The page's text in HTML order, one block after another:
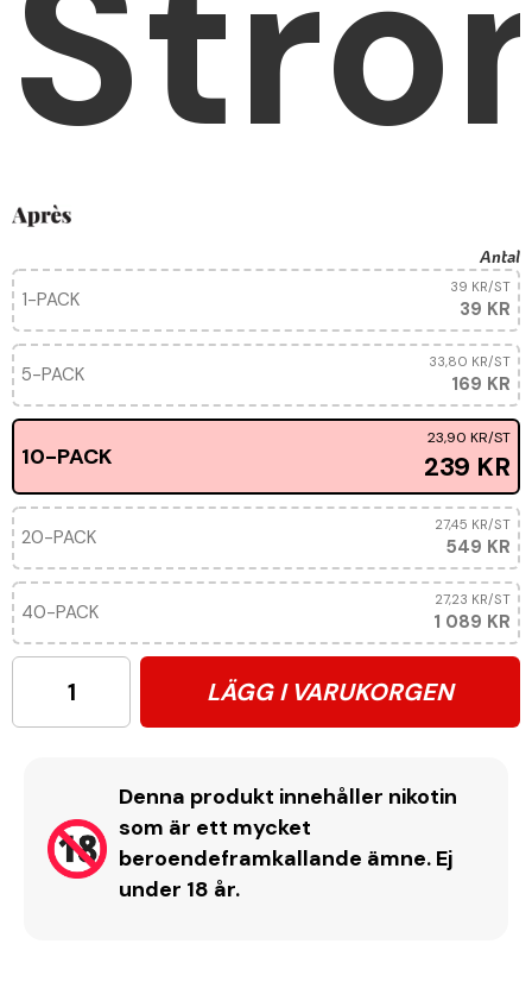
Antal
1-PACK 39 KR
39 KR/ST
5-PACK 169 KR
33,80 KR/ST
10-PACK 239 KR
23,90 KR/ST
20-PACK 549 KR
27,45 KR/ST
40-PACK 1 089 KR
27,23 KR/ST
LÄGG I VARUKORGEN
Denna produkt innehåller nikotin
som är ett mycket
beroendeframkallande ämne. Ej
under 18 år.